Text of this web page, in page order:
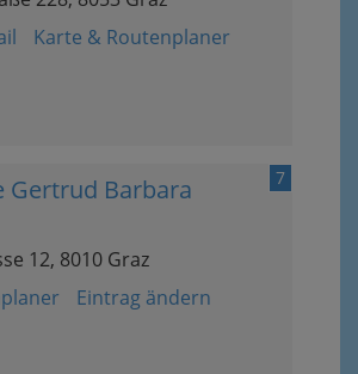
Karte & Routenplaner
7
Gertrud Barbara
12, 8010 Graz
Eintrag ändern